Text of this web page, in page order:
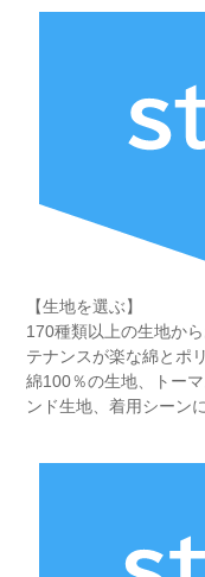
【生地を選ぶ】
170種類以上の生地か
テナンスが楽な綿とポ
綿100％の生地、トー
ンド生地、着用シーン